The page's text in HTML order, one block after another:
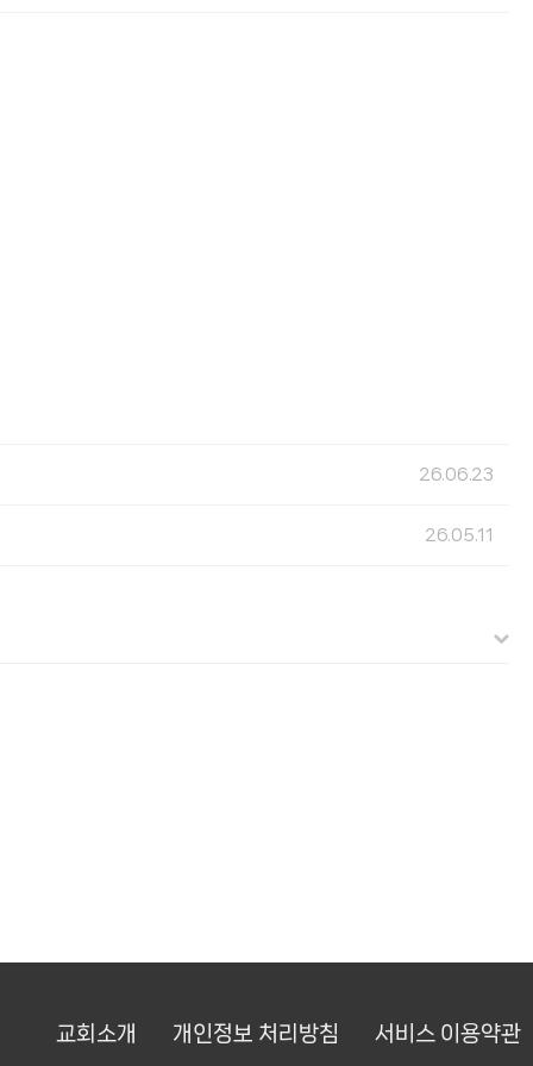
26.06.23
26.05.11
교회소개 개인정보 처리방침 서비스 이용약관